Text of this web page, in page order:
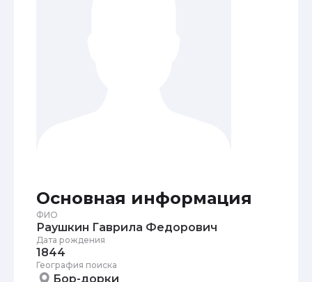
Основная информация
ФИО
Раушкин Гаврила Федорович
Дата рождения
1844
География поиска
Бор-дорки